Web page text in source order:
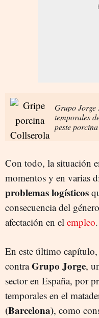
Grupo Jorge
temporales
peste porcina
Con todo, la situación
momentos y en varias
problemas logísticos
consecuencia del
afectación en el empleo.
En este último
contraGrupo Jorge,
sector en España, por
temporales en el
(Barcelona), como